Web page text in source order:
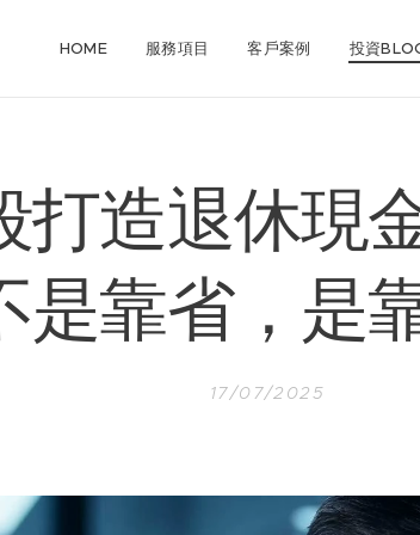
HOME 服務項目 客戶案例 投資
打造退休現
是靠省，是
17/07/2025